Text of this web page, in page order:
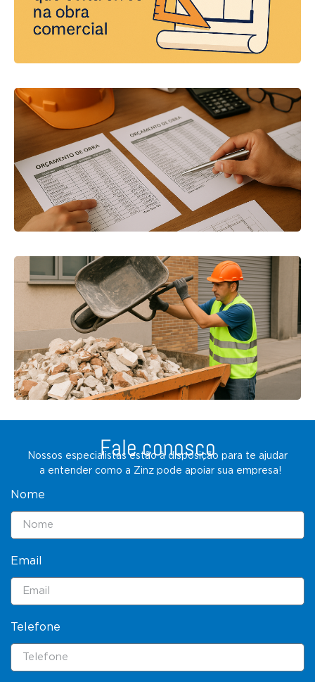
Fale conosco
Nossos especialistas estão à disposição para te ajudar
a entender como a Zinz pode apoiar sua empresa!
Nome
Email
Telefone